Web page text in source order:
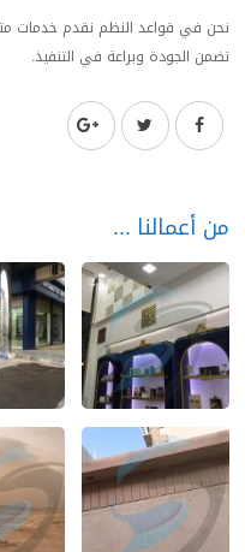
نحن في قواعد النظم نقدم خدمات
تضمن الجودة وبراعة في التنفيذ.
من أعمالنا